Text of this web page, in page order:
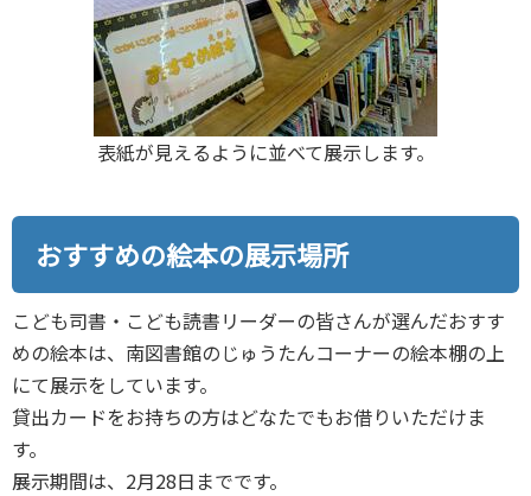
表紙が見えるように並べて展示します。
おすすめの絵本の展示場所
こども司書・こども読書リーダーの皆さんが選んだおすす
めの絵本は、南図書館のじゅうたんコーナーの絵本棚の上
にて展示をしています。
貸出カードをお持ちの方はどなたでもお借りいただけま
す。
展示期間は、2月28日までです。